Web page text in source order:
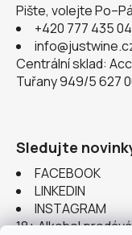
Pište, volejte
+420 777 435
Centrální sklad:
Tuřany 949/5 627
Sledujte
FACEBOOK
LINKEDIN
INSTAGRAM
18+ Alkohol